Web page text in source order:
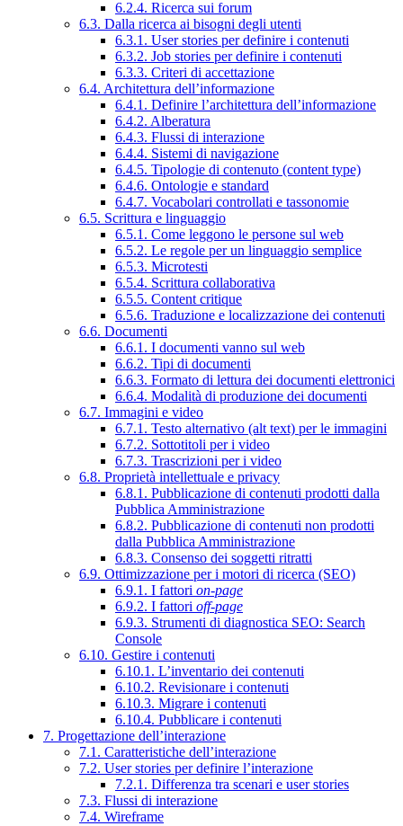
6.2.4. Ricerca sui forum
6.3. Dalla ricerca ai bisogni degli utenti
6.3.1. User stories per definire i contenuti
6.3.2. Job stories per definire i contenuti
6.3.3. Criteri di accettazione
6.4. Architettura dell’informazione
6.4.1. Definire l’architettura dell’informazione
6.4.2. Alberatura
6.4.3. Flussi di interazione
6.4.4. Sistemi di navigazione
6.4.5. Tipologie di contenuto (content type)
6.4.6. Ontologie e standard
6.4.7. Vocabolari controllati e tassonomie
6.5. Scrittura e linguaggio
6.5.1. Come leggono le persone sul web
6.5.2. Le regole per un linguaggio semplice
6.5.3. Microtesti
6.5.4. Scrittura collaborativa
6.5.5. Content critique
6.5.6. Traduzione e localizzazione dei contenuti
6.6. Documenti
6.6.1. I documenti vanno sul web
6.6.2. Tipi di documenti
6.6.3. Formato di lettura dei documenti elettronici
6.6.4. Modalità di produzione dei documenti
6.7. Immagini e video
6.7.1. Testo alternativo (alt text) per le immagini
6.7.2. Sottotitoli per i video
6.7.3. Trascrizioni per i video
6.8. Proprietà intellettuale e privacy
6.8.1. Pubblicazione di contenuti prodotti dalla
Pubblica Amministrazione
6.8.2. Pubblicazione di contenuti non prodotti
dalla Pubblica Amministrazione
6.8.3. Consenso dei soggetti ritratti
6.9. Ottimizzazione per i motori di ricerca (SEO)
6.9.1. I fattori on-page
6.9.2. I fattori off-page
6.9.3. Strumenti di diagnostica SEO: Search
Console
6.10. Gestire i contenuti
6.10.1. L’inventario dei contenuti
6.10.2. Revisionare i contenuti
6.10.3. Migrare i contenuti
6.10.4. Pubblicare i contenuti
7. Progettazione dell’interazione
7.1. Caratteristiche dell’interazione
7.2. User stories per definire l’interazione
7.2.1. Differenza tra scenari e user stories
7.3. Flussi di interazione
7.4. Wireframe